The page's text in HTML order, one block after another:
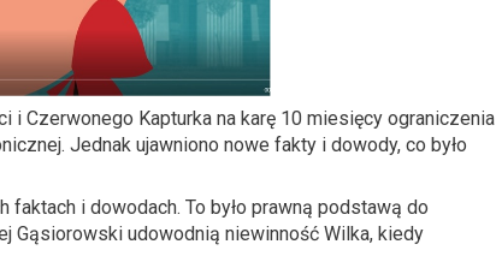
i Czerwonego Kapturka na karę 10 miesięcy ograniczenia
Jednak ujawniono nowe fakty i dowody, co było
faktach i dowodach. To było prawną podstawą do
Gąsiorowski udowodnią niewinność Wilka, kiedy